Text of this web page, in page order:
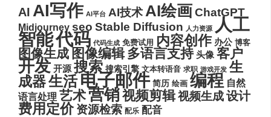
AI AI写作 AI平台 AI技术 AI绘画ChatGPT
Midjourney seo Stable Diffusion 人力资源 人工
智能代码 代码生成 免费试用 内容创作 办公 博客
图像生成 图像编辑 多语言支持 头像 客户
开发 开源 搜索 搜索引擎 文本转语音 求职 游戏开发 生
成器生活电子邮件 简历 绘画 编程 自然
语言处理 艺术营销视频剪辑视频生成设计
费用定价 资源检索 配乐 配音